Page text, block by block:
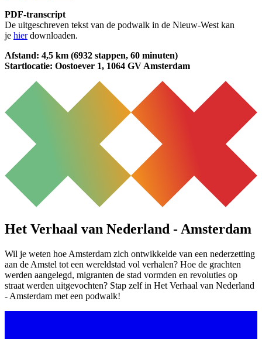
PDF-transcript
De uitgeschreven tekst van de podwalk in de Nieuw-West kan
je hierdownloaden.
Afstand: 4,5 km (6932 stappen, 60 minuten)
Startlocatie: Oostoever 1, 1064 GV Amsterdam
Het Verhaal van Nederland - Amsterdam
Wil je weten hoe Amsterdam zich ontwikkelde van een nederzetting
aan de Amstel tot een wereldstad vol verhalen? Hoe de grachten
werden aangelegd, migranten de stad vormden en revoluties op
straat werden uitgevochten? Stap zelf in Het Verhaal van Nederland
- Amsterdam met een podwalk!